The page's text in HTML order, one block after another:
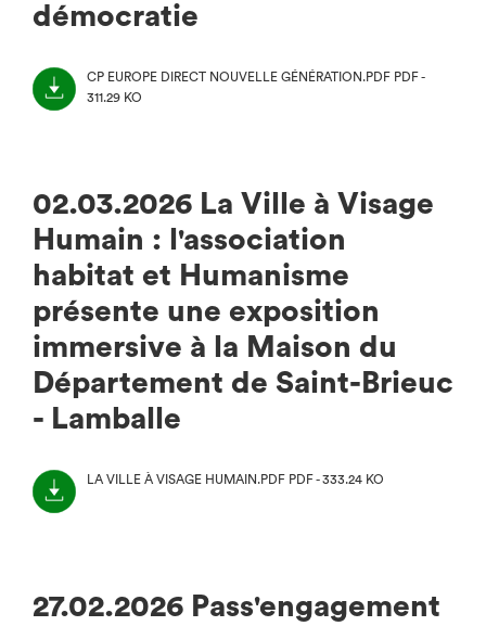
démocratie
CP EUROPE DIRECT NOUVELLE GÉNÉRATION.PDF PDF -
311.29 KO
02.03.2026 La Ville à Visage
Humain : l'association
habitat et Humanisme
présente une exposition
immersive à la Maison du
Département de Saint-Brieuc
- Lamballe
LA VILLE À VISAGE HUMAIN.PDF PDF - 333.24 KO
27.02.2026 Pass'engagement